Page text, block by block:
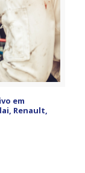
em
Renault,